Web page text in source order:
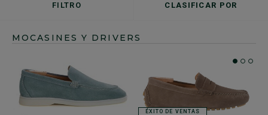
CLASIFICAR POR
MOCASINES Y DRIVERS
ÉXITO DE VENTAS
FILTRO